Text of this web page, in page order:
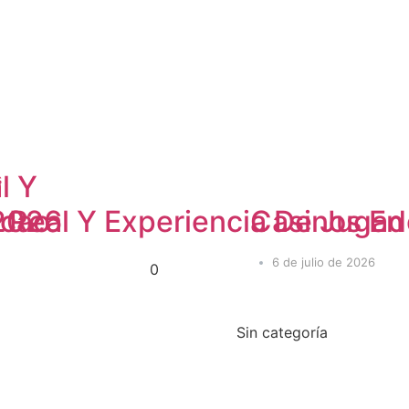
Y
0
Casinos
6 de julio de 2026
Sin categoría
Y Experiencia De